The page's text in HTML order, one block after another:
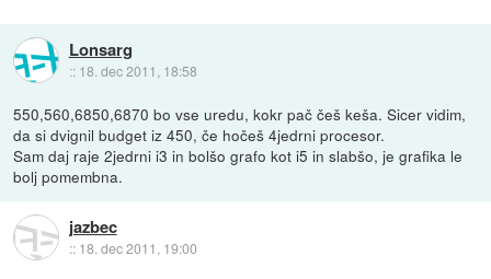
Lonsarg
:: 18. dec 2011, 18:58
550,560,6850,6870 bo vse uredu, kokr pač češ keša. Sicer vidim,
da si dvignil budget iz 450, če hočeš 4jedrni procesor.
Sam daj raje 2jedrni i3 in bolšo grafo kot i5 in slabšo, je grafika le
bolj pomembna.
jazbec
:: 18. dec 2011, 19:00